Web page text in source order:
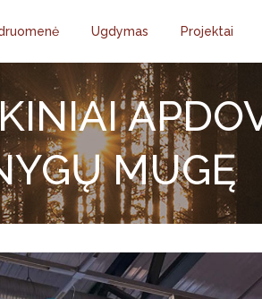
Ugdymas Projektai
MUGĘ